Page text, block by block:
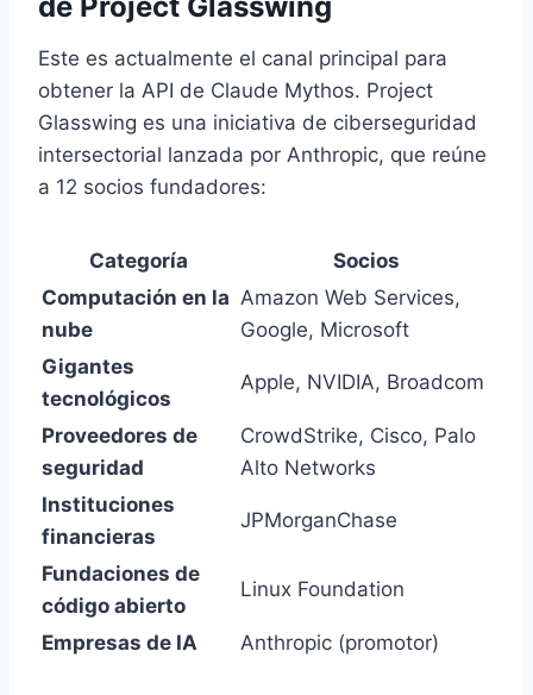
Este es actualmente el canal principal para
obtener la API de Claude Mythos. Project
Glasswing es una iniciativa de ciberseguridad
intersectorial lanzada por Anthropic, que reúne
a 12 socios fundadores:
Categoría
Socios
Computación en la
nube
Amazon Web Services,
Google, Microsoft
Gigantes
tecnológicos
Apple, NVIDIA, Broadcom
Proveedores de
seguridad
CrowdStrike, Cisco, Palo
Alto Networks
Instituciones
financieras
JPMorganChase
Fundaciones de
código abierto
Linux Foundation
Empresas de IA Anthropic (promotor)